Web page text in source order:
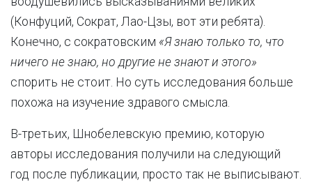
(Конфуций, Сократ, Лао-Цзы, вот эти ребята).
Конечно, с сократовским «Я знаю только то, что
ничего не знаю, но другие не знают и этого»
спорить не стоит. Но суть исследования больше
похожа на изучение здравого смысла.
В-третьих, Шнобелевскую премию, которую
авторы исследования получили на следующий
год после публикации, просто так не выписывают.